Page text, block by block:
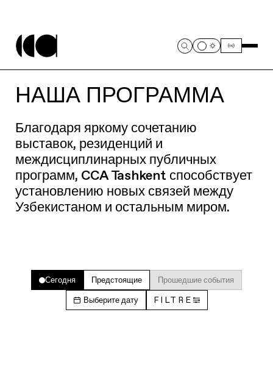
НАША ПРОГРАММА
Благодаря яркому сочетанию
выставок, резиденций и
междисциплинарных публичных
программ, CCA Tashkent способствует
установлению новых связей между
Узбекистаном и остальным миром.
Сегодня Предстоящие Прошедшие события
Выберите дату FILTRE